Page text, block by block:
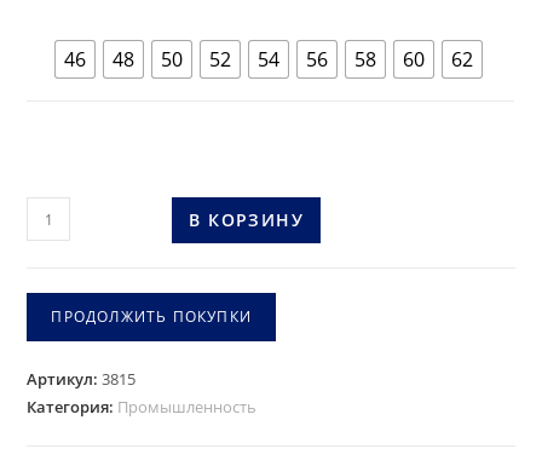
46 48 50 52 54 56 58 60 62
Количество
товара
В КОРЗИНУ
ПРОДОЛЖИТЬ ПОКУПКИ
Артикул:3815
Категория: Промышленность